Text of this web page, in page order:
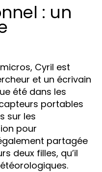
: un
Cyril est
et un écrivain
été dans les
portables
sur les
pour
partagée
deux filles, qu’il